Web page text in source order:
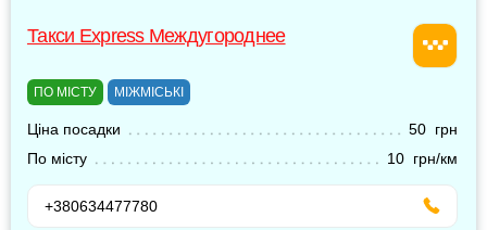
Такси Express Междугороднее
ПО МІСТУ МІЖМІСЬКІ
Ціна посадки
50 грн
По місту
10 грн/км
+380634477780